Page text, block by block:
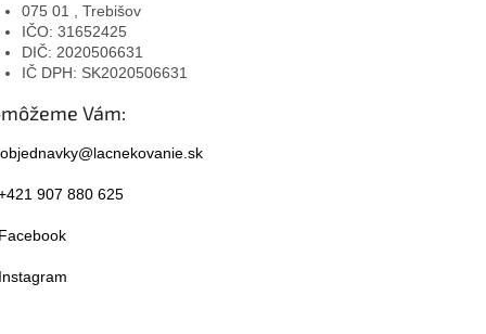
075 01 , Trebišov
IČO: 31652425
DIČ: 2020506631
IČ DPH: SK2020506631
Vám:
objednavky@lacnekovanie.sk
907 880 625